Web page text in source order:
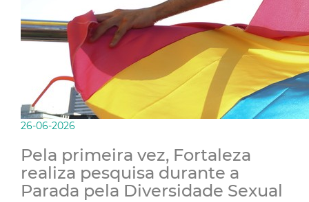
26-06-2026
Pela primeira vez, Fortaleza
realiza pesquisa durante a
Parada pela Diversidade Sexual